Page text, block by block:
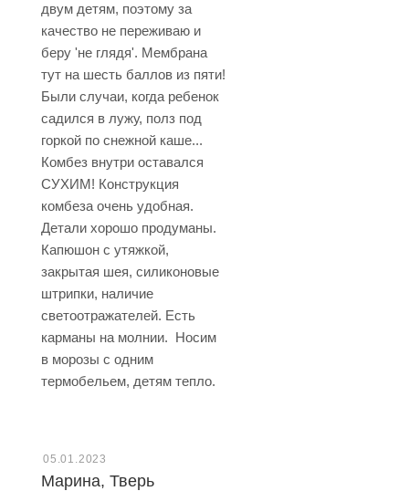
двум детям, поэтому за
качество не переживаю и
беру 'не глядя'. Мембрана
тут на шесть баллов из пяти!
Были случаи, когда ребенок
садился в лужу, полз под
горкой по снежной каше...
Комбез внутри оставался
СУХИМ! Конструкция
комбеза очень удобная.
Детали хорошо продуманы.
Капюшон с утяжкой,
закрытая шея, силиконовые
штрипки, наличие
светоотражателей. Есть
карманы на молнии. Носим
в морозы с одним
термобельем, детям тепло.
05.01.2023
Марина, Тверь